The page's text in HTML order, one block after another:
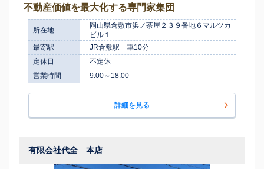
不動産価値を最大化する専門家集団
所在地
岡山県倉敷市浜ノ茶屋２３９番地６マルツカ
ビル１
最寄駅
JR倉敷駅 車10分
定休日
不定休
営業時間
9:00～18:00
詳細を見る
有限会社代全 本店